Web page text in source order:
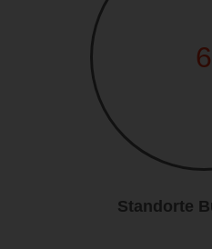
6
Standorte